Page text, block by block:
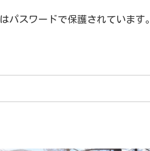
日
時
パスワードで保護されていま